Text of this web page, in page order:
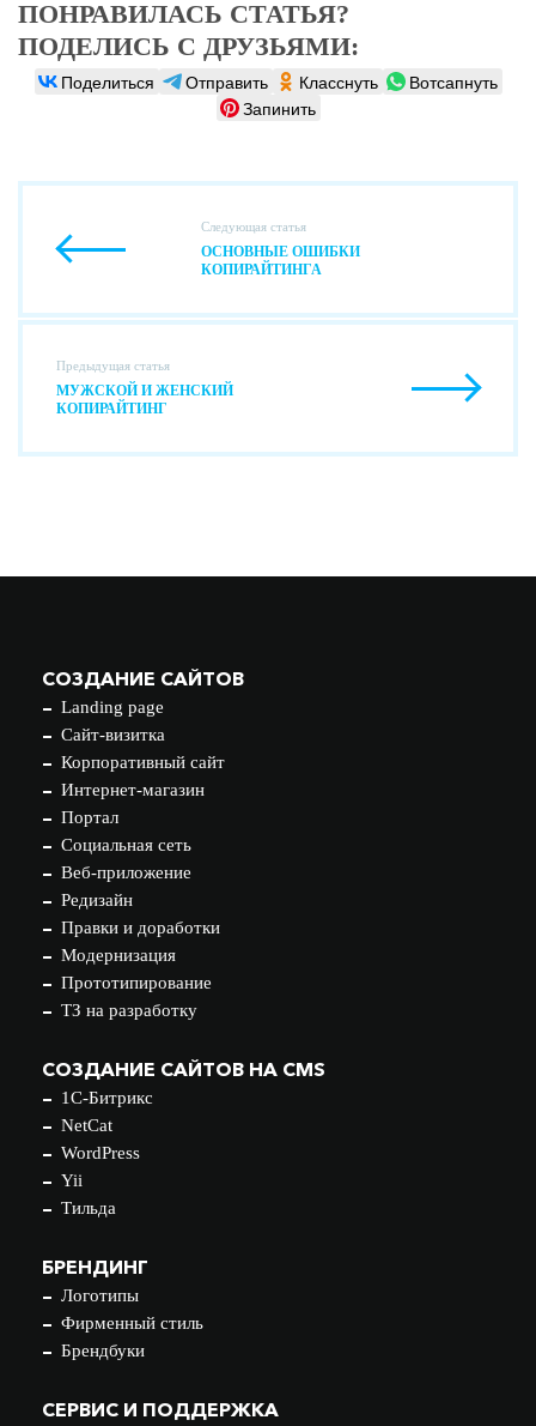
ПОНРАВИЛАСЬ СТАТЬЯ?
ПОДЕЛИСЬ С ДРУЗЬЯМИ:
Поделиться Отправить Класснуть
Вотсапнуть
Запинить
Следующая статья
ОСНОВНЫЕ ОШИБКИ
КОПИРАЙТИНГА
Предыдущая статья
МУЖСКОЙ И ЖЕНСКИЙ
КОПИРАЙТИНГ
СОЗДАНИЕ САЙТОВ
Landing page
Сайт-визитка
Корпоративный сайт
Интернет-магазин
Портал
Социальная сеть
Веб-приложение
Редизайн
Правки и доработки
Модернизация
Прототипирование
ТЗ на разработку
СОЗДАНИЕ САЙТОВ НА CMS
1С-Битрикс
NetCat
WordPress
Yii
Тильда
БРЕНДИНГ
Логотипы
Фирменный стиль
Брендбуки
СЕРВИС И ПОДДЕРЖКА